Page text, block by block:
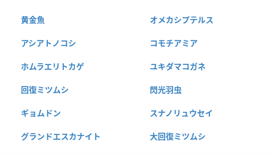
黄金魚 オメカシプテルス
アシアトノコシ コモチアミア
ホムラエリトカゲ ユキダマコガネ
回復ミツムシ 閃光羽虫
ギョムドン スナノリュウセイ
グランドエスカナイト 大回復ミツムシ